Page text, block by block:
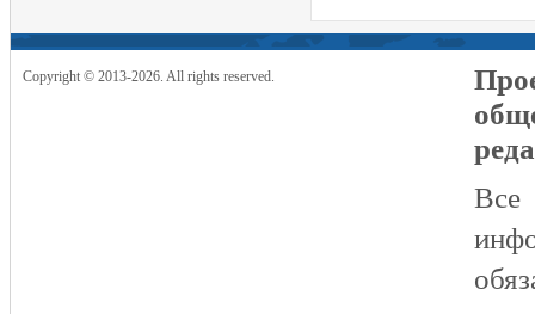
Copyright © 2013-2026. All rights reserved.